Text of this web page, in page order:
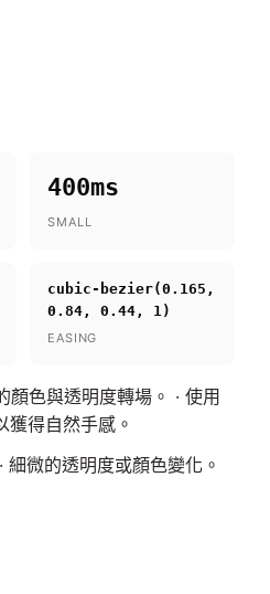
400ms
SMALL
cubic-bezier(0.165,
0.84, 0.44, 1)
EASING
色與透明度轉場。 · 使用
得自然手感。
微的透明度或顏色變化。